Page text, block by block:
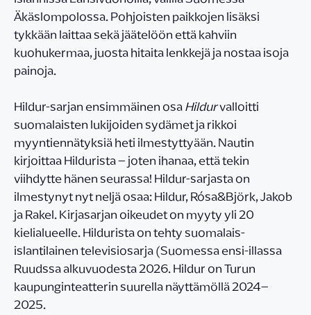
Äkäslompolossa. Pohjoisten paikkojen lisäksi
tykkään laittaa sekä jäätelöön että kahviin
kuohukermaa, juosta hitaita lenkkejä ja nostaa isoja
painoja.
Hildur-sarjan ensimmäinen osaHildurvalloitti
suomalaisten lukijoiden sydämet ja rikkoi
myyntiennätyksiä heti ilmestyttyään. Nautin
kirjoittaa Hildurista – joten ihanaa, että tekin
viihdytte hänen seurassa! Hildur-sarjasta on
ilmestynyt nyt neljä osaa: Hildur, Rósa&Björk, Jakob
ja Rakel. Kirjasarjan oikeudet on myyty yli 20
kielialueelle. Hildurista on tehty suomalais-
islantilainen televisiosarja (Suomessa ensi-illassa
Ruudssa alkuvuodesta 2026. Hildur on Turun
kaupunginteatterin suurella näyttämöllä 2024–
2025.